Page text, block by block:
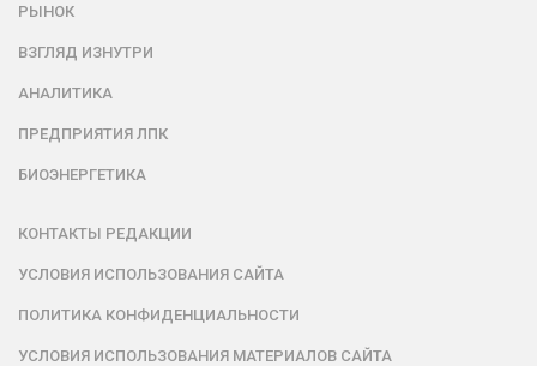
РЫНОК
ВЗГЛЯД ИЗНУТРИ
АНАЛИТИКА
ПРЕДПРИЯТИЯ ЛПК
БИОЭНЕРГЕТИКА
КОНТАКТЫ РЕДАКЦИИ
УСЛОВИЯ ИСПОЛЬЗОВАНИЯ САЙТА
ПОЛИТИКА КОНФИДЕНЦИАЛЬНОСТИ
УСЛОВИЯ ИСПОЛЬЗОВАНИЯ МАТЕРИАЛОВ САЙТА